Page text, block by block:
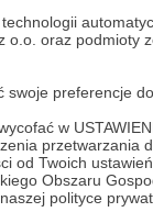
oraz podmioty
preferencje
w
przetwarzania
od Twoich
Obszaru
polityce